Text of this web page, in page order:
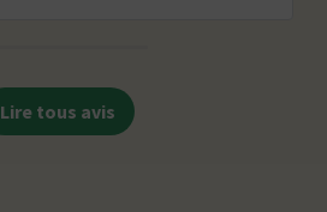
Lire tous avis